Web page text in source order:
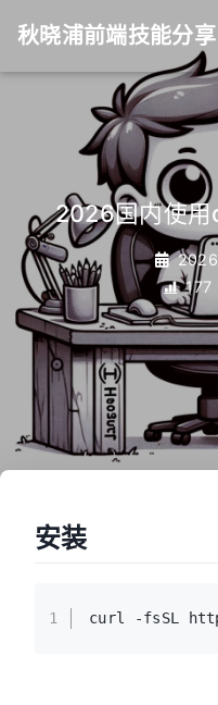
秋晓浦前端技能分享
2026国内使
2026
177
安装
1 curl -fsSL